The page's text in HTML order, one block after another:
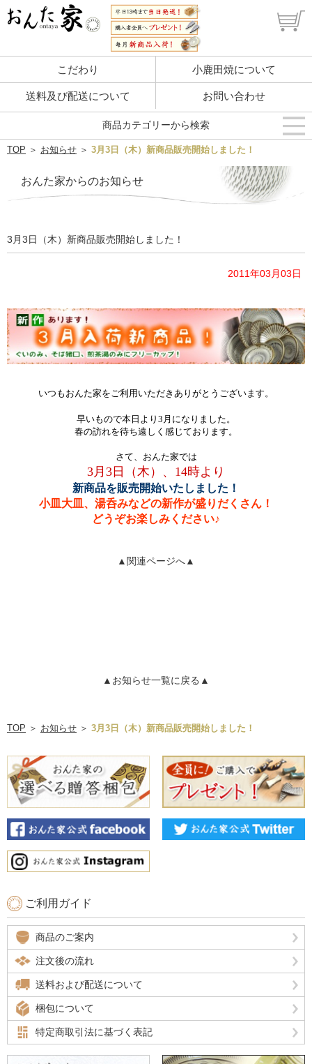
こだわり 小鹿田焼について
送料及び配送について お問い合わせ
TOP ＞ お知らせ ＞ 3月3日（木）新商品販売開始しました！
おんた家からのお知らせ
3月3日（木）新商品販売開始しました！
2011年03月03日
いつもおんた家をご利用いただきありがとうございます。
早いもので本日より3月になりました。
春の訪れを待ち遠しく感じております。
さて、おんた家では
3月3日（木）、14時より
新商品を販売開始いたしました！
小皿大皿、湯呑みなどの新作が盛りだくさん！
どうぞお楽しみください♪
▲関連ページへ▲
▲お知らせ一覧に戻る▲
TOP ＞ お知らせ ＞ 3月3日（木）新商品販売開始しました！
商品カテゴリーから検索
ご利用ガイド
商品のご案内
注文後の流れ
送料および配送について
梱包について
特定商取引法に基づく表記